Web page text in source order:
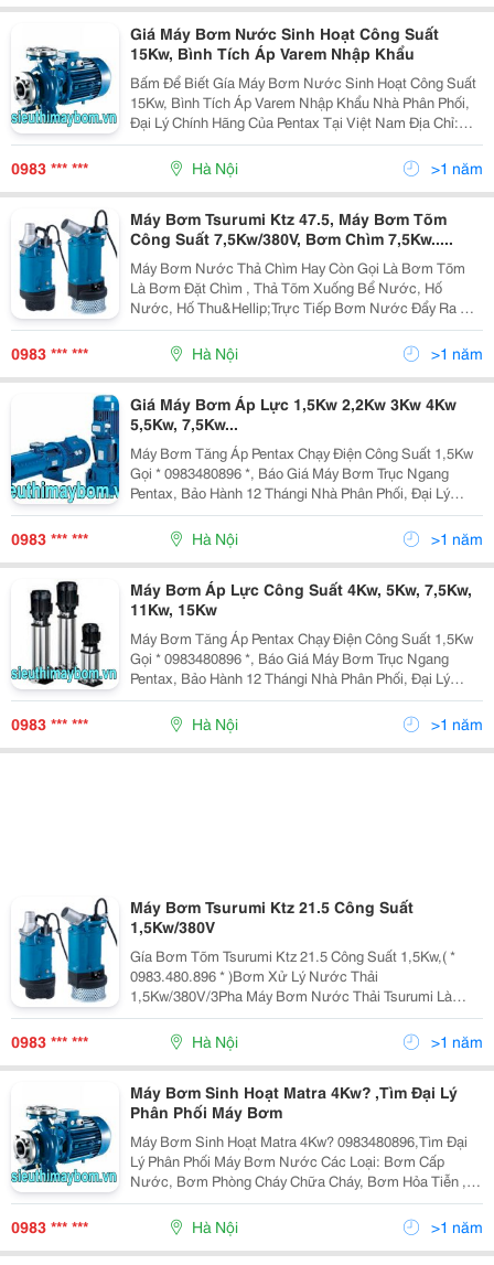
Giá Máy Bơm Nước Sinh Hoạt Công Suất
15Kw, Bình Tích Áp Varem Nhập Khẩu
Bấm Để Biết Gía Máy Bơm Nước Sinh Hoạt Công Suất
15Kw, Bình Tích Áp Varem Nhập Khẩu Nhà Phân Phối,
Đại Lý Chính Hãng Của Pentax Tại Việt Nam Địa Chỉ:
Siêu Thị Máy Bơm (238 Nguyễn Xiển, Thanh Xuân, Hà
Nội ) Hotline : Thu Ngân 0983.480.896 ( Pkd ) Mail
0983 *** *** Hà Nội >1 năm
Máy Bơm Tsurumi Ktz 47.5, Máy Bơm Tõm
Công Suất 7,5Kw/380V, Bơm Chìm 7,5Kw.....
Máy Bơm Nước Thả Chìm Hay Còn Gọi Là Bơm Tõm
Là Bơm Đặt Chìm , Thả Tõm Xuống Bể Nước, Hố
Nước, Hố Thu&Hellip;Trực Tiếp Bơm Nước Đẩy Ra Vị
Trí Cần Thoát Nước, Trước Đây Khi Khoa Học Chưa
Phát Triển Dòng Bơm Nước Thải Được Ban Đầu Ra Đời
Được Thiết Kế
0983 *** *** Hà Nội >1 năm
Giá Máy Bơm Áp Lực 1,5Kw 2,2Kw 3Kw 4Kw
5,5Kw, 7,5Kw...
Máy Bơm Tăng Áp Pentax Chạy Điện Công Suất 1,5Kw
Gọi * 0983480896 *, Báo Giá Máy Bơm Trục Ngang
Pentax, Bảo Hành 12 Thángi Nhà Phân Phối, Đại Lý
Chính Hãng Của Pentax - Italya Tại Việt Nam Siêu Thị
Máy Bơm, Bình Tích Áp : 238 Nguyễn Xiển, Thanh
0983 *** *** Hà Nội >1 năm
Máy Bơm Áp Lực Công Suất 4Kw, 5Kw, 7,5Kw,
11Kw, 15Kw
Máy Bơm Tăng Áp Pentax Chạy Điện Công Suất 1,5Kw
Gọi * 0983480896 *, Báo Giá Máy Bơm Trục Ngang
Pentax, Bảo Hành 12 Thángi Nhà Phân Phối, Đại Lý
Chính Hãng Của Pentax - Italya Tại Việt Nam Siêu Thị
Máy Bơm, Bình Tích Áp : 238 Nguyễn Xiển, Thanh
0983 *** *** Hà Nội >1 năm
Máy Bơm Tsurumi Ktz 21.5 Công Suất
1,5Kw/380V
Gía Bơm Tõm Tsurumi Ktz 21.5 Công Suất 1,5Kw,( *
0983.480.896 * )Bơm Xử Lý Nước Thải
1,5Kw/380V/3Pha Máy Bơm Nước Thải Tsurumi Là
Dòng Máy Bơm Chuyên Dụng Chuyên Dùng Để Bơm
Hút Nước Thải, Bơm Nước Thải Công Trình, Bơm Bể
Phốt, Bơm Ao Hồ,Bơm Thi Công
0983 *** *** Hà Nội >1 năm
Máy Bơm Sinh Hoạt Matra 4Kw? ,Tìm Đại Lý
Phân Phối Máy Bơm
Máy Bơm Sinh Hoạt Matra 4Kw? 0983480896,Tìm Đại
Lý Phân Phối Máy Bơm Nước Các Loại: Bơm Cấp
Nước, Bơm Phòng Cháy Chữa Cháy, Bơm Hỏa Tiễn ,
Bơm Nước Thải, Bơm Hóa Chất Của Các Hãng Máy
Bơm Nổi Tiếng : Pentax, Matra, Tohatsu, Tsurumi,
Ebara, Dragon, Di
0983 *** *** Hà Nội >1 năm